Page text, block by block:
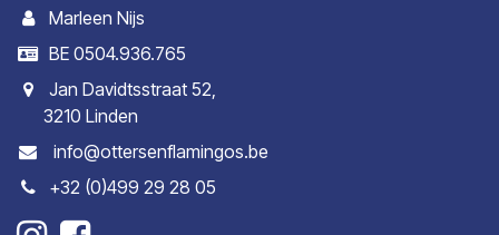
Marleen Nijs
BE 0504.936.765
Jan Davidtsstraat 52,
3210 Linden
info@ottersenflamingos.be
+32 (0)499 29 28 05